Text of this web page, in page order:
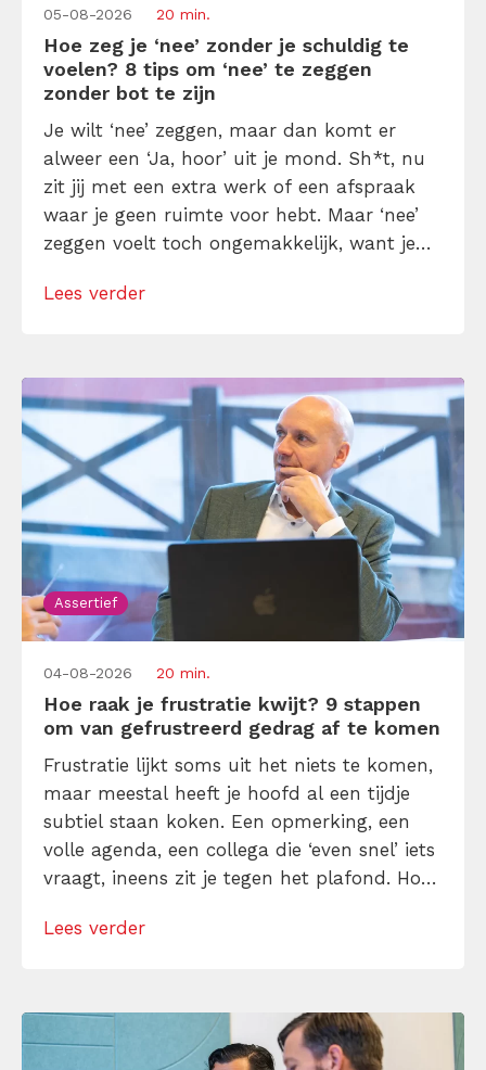
05-08-2026 20 min.
Hoe zeg je ‘nee’ zonder je schuldig te
voelen? 8 tips om ‘nee’ te zeggen
zonder bot te zijn
Je wilt ‘nee’ zeggen, maar dan komt er
alweer een ‘Ja, hoor’ uit je mond. Sh*t, nu
zit jij met een extra werk of een afspraak
waar je geen ruimte voor hebt. Maar ‘nee’
zeggen voelt toch ongemakkelijk, want je
erna. Toch is ‘nee’ soms precies wat je nodig
Lees verder
Assertief
04-08-2026 20 min.
Hoe raak je frustratie kwijt? 9 stappen
om van gefrustreerd gedrag af te komen
Frustratie lijkt soms uit het niets te komen,
maar meestal heeft je hoofd al een tijdje
subtiel staan koken. Een opmerking, een
volle agenda, een collega die ‘even snel’ iets
vraagt, ineens zit je tegen het plafond. Hoe
ontploffen of alles op te kroppen? Ontdek
Lees verder